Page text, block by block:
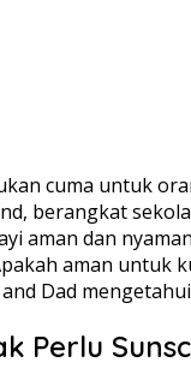
cuma untuk
berangkat
aman dan
aman untuk
Dad
Perlu